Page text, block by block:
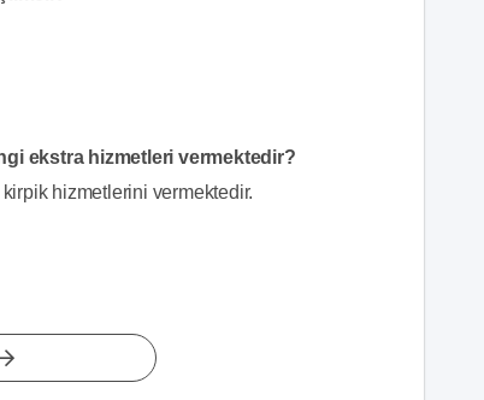
ekstra hizmetleri vermektedir?
hizmetlerini vermektedir.